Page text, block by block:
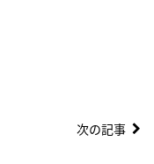
次の記事